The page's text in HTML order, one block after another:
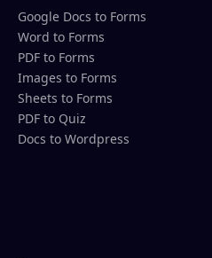
Google Docs to Forms
Word to Forms
PDF to Forms
Images to Forms
Sheets to Forms
PDF to Quiz
Docs to Wordpress